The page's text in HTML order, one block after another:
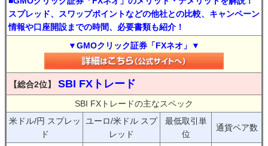
スプレッド、スワップポイントなどの他社との比較、キャンペーン
情報や口座開設までの時間、必要書類も紹介！
▼GMOクリック証券「FXネオ」▼
【総合2位】 SBI FXトレード
SBI FXトレードの主なスペック
米ドル/円 スプレッ
ド
ユーロ/米ドル スプ
レッド
最低取引単
位
通貨ペア数